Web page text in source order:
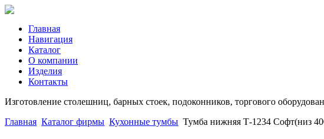
Главная
Навигация
Каталог
О компании
Изделия
Контакты
Изготовление столешниц, барных стоек, подоконников, торгового
Главная Каталог фирмы Кухонные тумбы Тумба нижняя Т-1234 Софт(низ